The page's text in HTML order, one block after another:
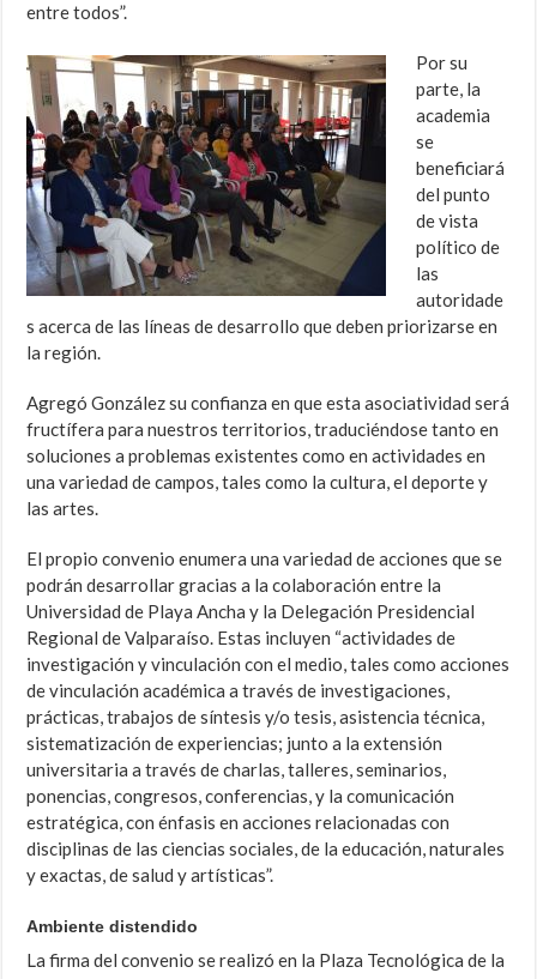
entre todos”.
Por su
parte, la
academia
se
beneficiará
del punto
de vista
político de
las
autoridade
s acerca de las líneas de desarrollo que deben priorizarse en
la región.
Agregó González su confianza en que esta asociatividad será
fructífera para nuestros territorios, traduciéndose tanto en
soluciones a problemas existentes como en actividades en
una variedad de campos, tales como la cultura, el deporte y
las artes.
El propio convenio enumera una variedad de acciones que se
podrán desarrollar gracias a la colaboración entre la
Universidad de Playa Ancha y la Delegación Presidencial
Regional de Valparaíso. Estas incluyen “actividades de
investigación y vinculación con el medio, tales como acciones
de vinculación académica a través de investigaciones,
prácticas, trabajos de síntesis y/o tesis, asistencia técnica,
sistematización de experiencias; junto a la extensión
universitaria a través de charlas, talleres, seminarios,
ponencias, congresos, conferencias, y la comunicación
estratégica, con énfasis en acciones relacionadas con
disciplinas de las ciencias sociales, de la educación, naturales
y exactas, de salud y artísticas”.
Ambiente distendido
La firma del convenio se realizó en la Plaza Tecnológica de la